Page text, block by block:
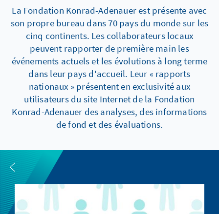
La Fondation Konrad-Adenauer est présente avec
son propre bureau dans 70 pays du monde sur les
cinq continents. Les collaborateurs locaux
peuvent rapporter de première main les
événements actuels et les évolutions à long terme
dans leur pays d'accueil. Leur « rapports
nationaux » présentent en exclusivité aux
utilisateurs du site Internet de la Fondation
Konrad-Adenauer des analyses, des informations
de fond et des évaluations.